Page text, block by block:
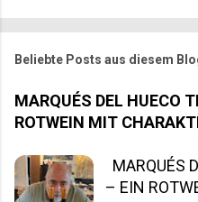
Beliebte Posts aus diesem
MARQUÉS DEL HUECO
ROTWEIN MIT
MARQUÉS
– EIN